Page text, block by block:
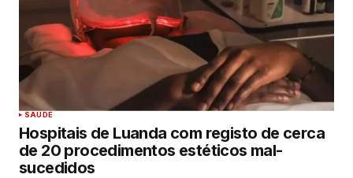
SAUDE
Hospitais de Luanda com registo de cerca
de 20 procedimentos estéticos mal-
sucedidos